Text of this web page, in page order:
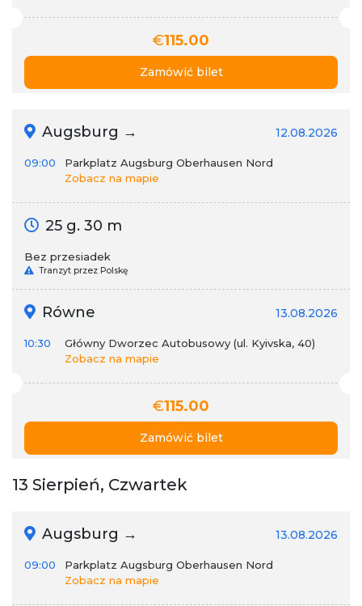
€115.00
Zamówić bilet
Augsburg → 12.08.2026
09:00
Parkplatz Augsburg Oberhausen Nord
Zobacz na mapie
25 g. 30 m
Bez przesiadek
Tranzyt przez Polskę
Równe 13.08.2026
10:30
Główny Dworzec Autobusowy (ul. Kyivska, 40)
Zobacz na mapie
€115.00
Zamówić bilet
13 Sierpień, Czwartek
Augsburg → 13.08.2026
09:00
Parkplatz Augsburg Oberhausen Nord
Zobacz na mapie